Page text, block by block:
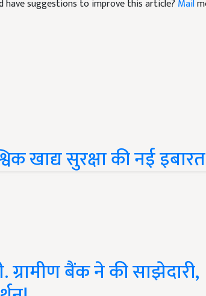
खाद्य सुरक्षा की नई इबारत
बैंक ने की साझेदारी,